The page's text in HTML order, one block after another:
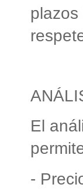
El
-